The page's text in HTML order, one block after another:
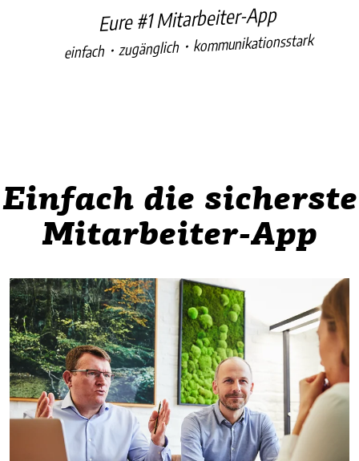
Eure #1 Mitarbeiter-App
einfach・zugänglich・kommunikationsstark
Einfach die sicherste
Mitarbeiter-App